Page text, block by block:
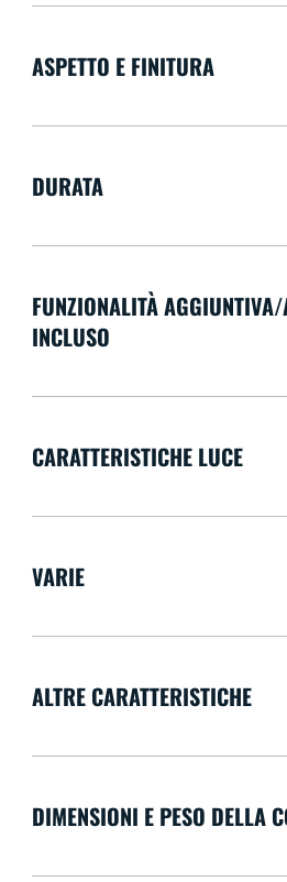
ASPETTO E FINITURA
DURATA
FUNZIONALITÀ AGGIUNTIVA/
INCLUSO
CARATTERISTICHE LUCE
VARIE
ALTRE CARATTERISTICHE
DIMENSIONI E PESO DELLA